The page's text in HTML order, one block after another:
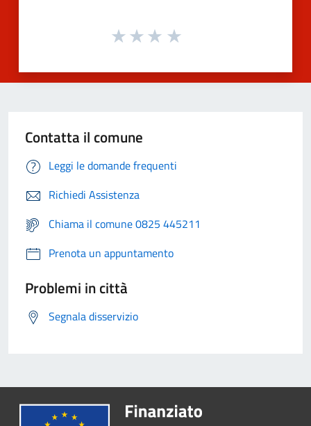
Contatta il comune
Leggi le domande frequenti
Richiedi Assistenza
Chiama il comune 0825 445211
Prenota un appuntamento
Problemi in città
Segnala disservizio